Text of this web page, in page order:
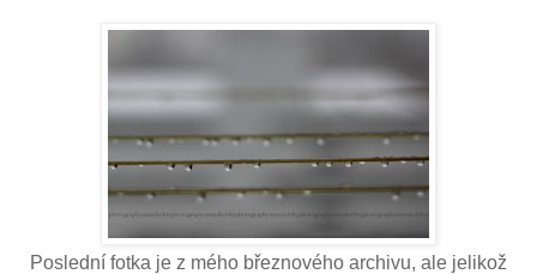
Poslední fotka je z mého březnového archivu, ale jelikož